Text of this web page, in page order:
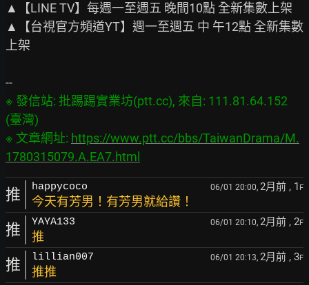
▲【LINE TV】每週一至週五 晚間10點 全新集數上架
▲【台視官方頻道YT】週一至週五 中 午12點 全新集數
上架
※ 發信站: 批踢踢實業坊(ptt.cc), 來自: 111.81.64.152
(臺灣)
※ 文章網址: https://www.ptt.cc/bbs/TaiwanDrama/M.
1780315079.A.EA7.html
推 happycoco 06/01 20:00, 2月前 , 1 F
今天有芳男！有芳男就給讚！
推 YAYA133 06/01 20:10, 2月前 , 2F
推
推 lillian007 06/01 20:13, 2月前 , 3F
推推